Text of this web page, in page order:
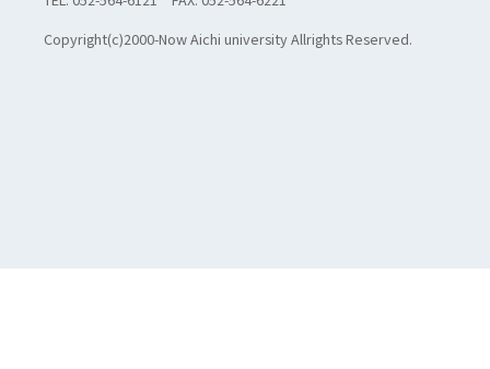
Copyright(c)2000-Now Aichi university Allrights Reserved.